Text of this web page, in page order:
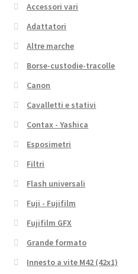
Accessori vari
Adattatori
Altre marche
Borse-custodie-tracolle
Canon
Cavalletti e stativi
Contax - Yashica
Esposimetri
Filtri
Flash universali
Fuji - Fujifilm
Fujifilm GFX
Grande formato
Innesto a vite M42 (42x1)